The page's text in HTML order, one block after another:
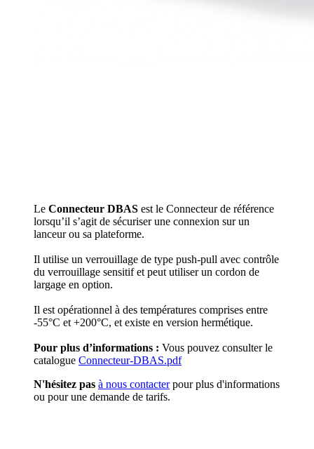
Le Connecteur DBAS est le Connecteur de référence
lorsqu’il s’agit de sécuriser une connexion sur un
lanceur ou sa plateforme.
Il utilise un verrouillage de type push-pull avec contrôle
du verrouillage sensitif et peut utiliser un cordon de
largage en option.
Il est opérationnel à des températures comprises entre
-55°C et +200°C, et existe en version hermétique.
Pour plus d’informations : Vous pouvez consulter le
catalogue Connecteur-DBAS.pdf
N'hésitez pas à nous contacterpour plus d'informations
ou pour une demande de tarifs.